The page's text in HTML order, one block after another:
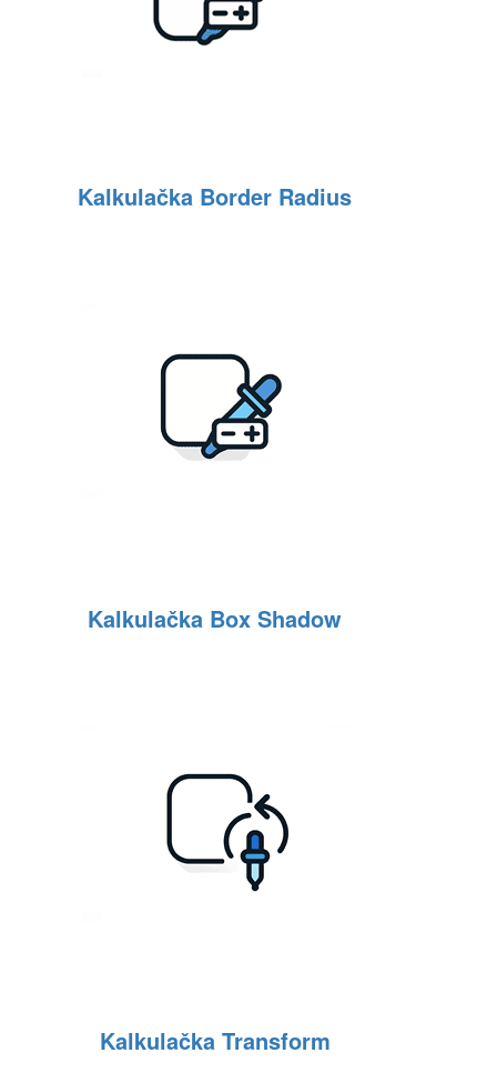
Kalkulačka Border Radius
Kalkulačka Box Shadow
Kalkulačka Transform